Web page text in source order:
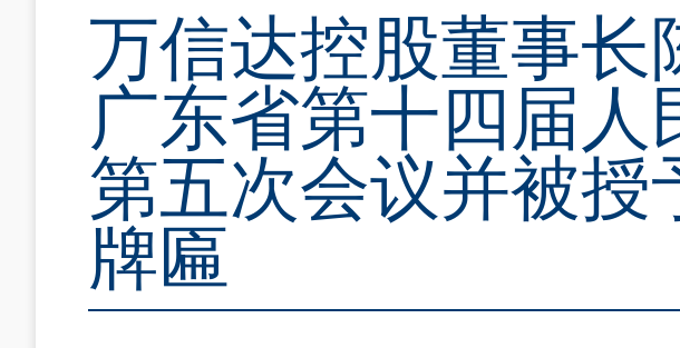
万信达控股董事长
广东省第十四届人
第五次会议并被授
牌匾